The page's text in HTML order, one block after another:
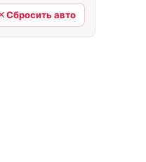
Сбросить авто